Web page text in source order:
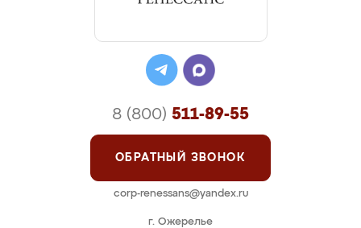
г. Ожерелье
8 (800) 511-89-55
ОБРАТНЫЙ ЗВОНОК
corp-renessans@yandex.ru